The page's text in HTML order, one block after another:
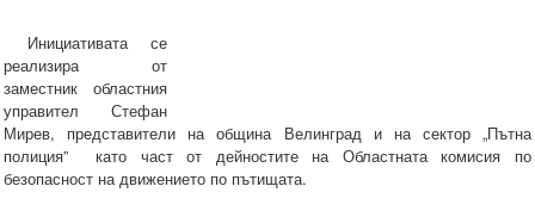
Инициативата се
реализира от
заместник областния
управител Стефан
Мирев, представители на община Велинград и на сектор „Пътна
полиция” като част от дейностите на Областната комисия по
безопасност на движението по пътищата.